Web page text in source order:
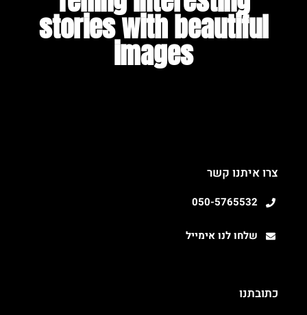
stories with beautiful
images​
כתובתנו
צרו איתנו קשר
050-5765532
שלחו לנו אימייל